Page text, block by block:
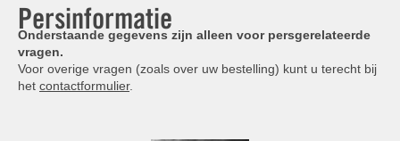
Persinformatie
Onderstaande gegevens zijn alleen voor persgerelateerde
vragen.
Voor overige vragen (zoals over uw bestelling) kunt u terecht bij
het contactformulier.